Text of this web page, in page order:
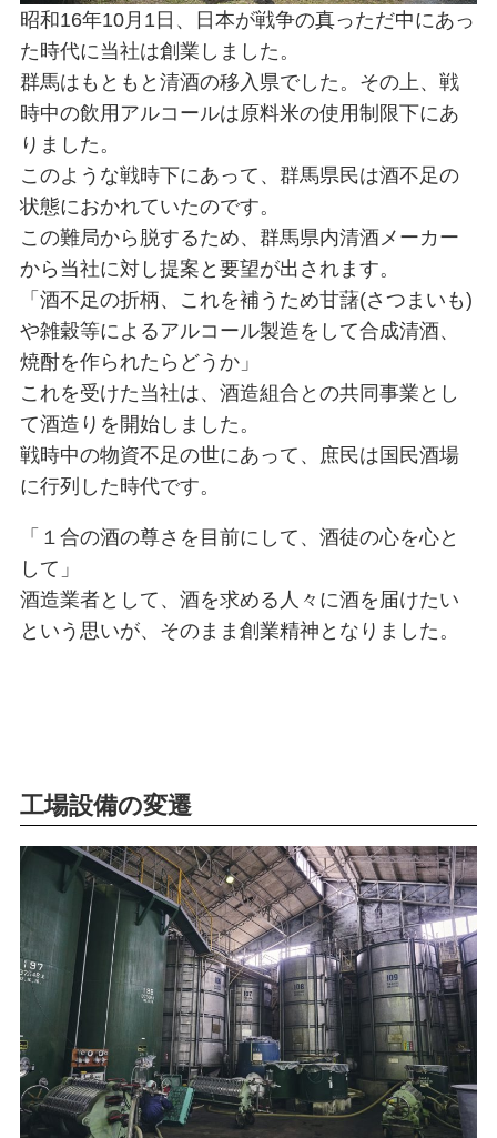
昭和16年10月1日、日本が戦争の真っただ中にあっ
た時代に当社は創業しました。
群馬はもともと清酒の移入県でした。その上、戦
時中の飲用アルコールは原料米の使用制限下にあ
りました。
このような戦時下にあって、群馬県民は酒不足の
状態におかれていたのです。
この難局から脱するため、群馬県内清酒メーカー
から当社に対し提案と要望が出されます。
「酒不足の折柄、これを補うため甘藷(さつまいも)
や雑穀等によるアルコール製造をして合成清酒、
焼酎を作られたらどうか」
これを受けた当社は、酒造組合との共同事業とし
て酒造りを開始しました。
戦時中の物資不足の世にあって、庶民は国民酒場
に行列した時代です。
「１合の酒の尊さを目前にして、酒徒の心を心と
して」
酒造業者として、酒を求める人々に酒を届けたい
という思いが、そのまま創業精神となりました。
工場設備の変遷